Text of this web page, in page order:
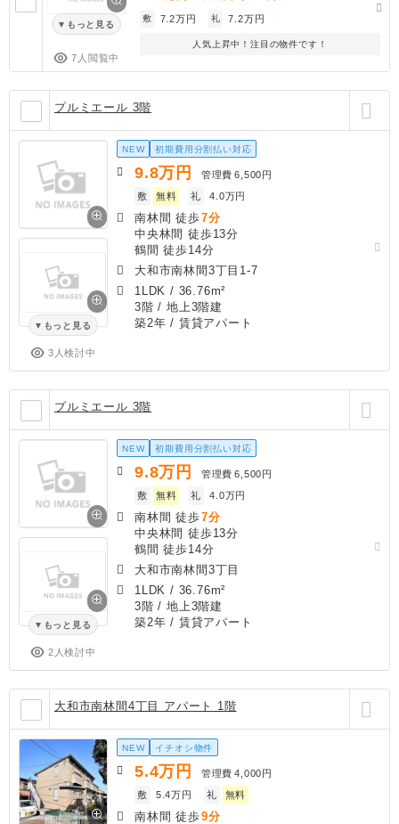
もっと見る
7人閲覧中
敷 7.2万円 礼 7.2万円
人気上昇中！注目の物件です！
プルミエール 3階
もっと見る
3人検討中
NEW 初期費用分割払い対応
9.8万円 管理費 6,500円
敷
無料 礼 4.0万円
南林間 徒歩7分
中央林間 徒歩13分
鶴間 徒歩14分
大和市南林間3丁目1-7
1LDK / 36.76m²
3階 / 地上3階建
築2年 / 賃貸アパート
プルミエール 3階
もっと見る
2人検討中
NEW 初期費用分割払い対応
9.8万円 管理費 6,500円
敷
無料 礼 4.0万円
南林間 徒歩7分
中央林間 徒歩13分
鶴間 徒歩14分
大和市南林間3丁目
1LDK / 36.76m²
3階 / 地上3階建
築2年 / 賃貸アパート
大和市南林間4丁目 アパート 1階
NEW イチオシ物件
5.4万円 管理費 4,000円
敷
5.4万円 礼 無料
南林間 徒歩9分